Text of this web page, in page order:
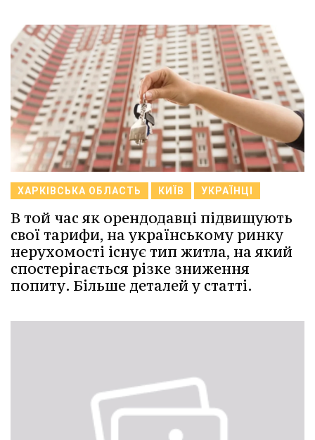
ХАРКІВСЬКА ОБЛАСТЬ КИЇВ УКРАЇНЦІ
В той час як орендодавці підвищують
свої тарифи, на українському ринку
нерухомості існує тип житла, на який
спостерігається різке зниження
попиту. Більше деталей у статті.